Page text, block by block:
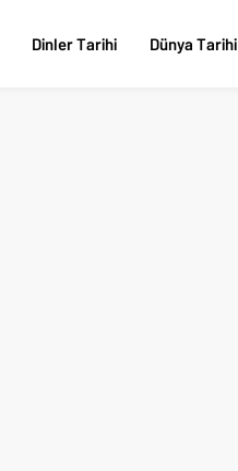
Dinler Tarihi Dünya Tarihi